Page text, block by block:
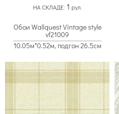
НА СКЛАДЕ: 1 рул.
Обои Wallquest Vintage style
vf21009
10.05м*0.52м, подгон 26.5см